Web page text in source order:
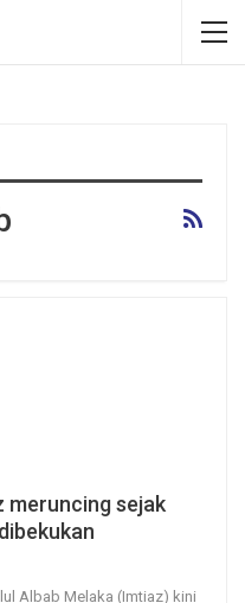
meruncing sejak
Albab Melaka (Imtiaz) kini